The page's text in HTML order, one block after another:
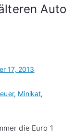
Auto
17, 2013
, Minikat,
die Euro 1